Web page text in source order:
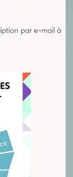
par e-mail à